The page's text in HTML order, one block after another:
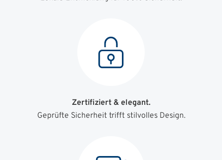
Zertifiziert & elegant.
Geprüfte Sicherheit trifft stilvolles Design.